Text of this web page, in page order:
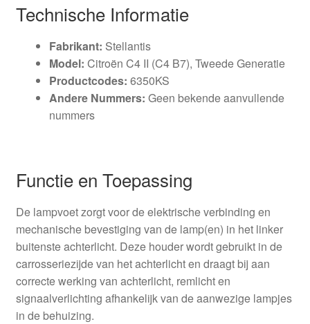
Technische Informatie
Fabrikant: Stellantis
Model: Citroën C4 II (C4 B7), Tweede Generatie
Productcodes: 6350KS
Andere Nummers: Geen bekende aanvullende
nummers
Functie en Toepassing
De lampvoet zorgt voor de elektrische verbinding en
mechanische bevestiging van de lamp(en) in het linker
buitenste achterlicht. Deze houder wordt gebruikt in de
carrosseriezijde van het achterlicht en draagt bij aan
correcte werking van achterlicht, remlicht en
signaalverlichting afhankelijk van de aanwezige lampjes
in de behuizing.